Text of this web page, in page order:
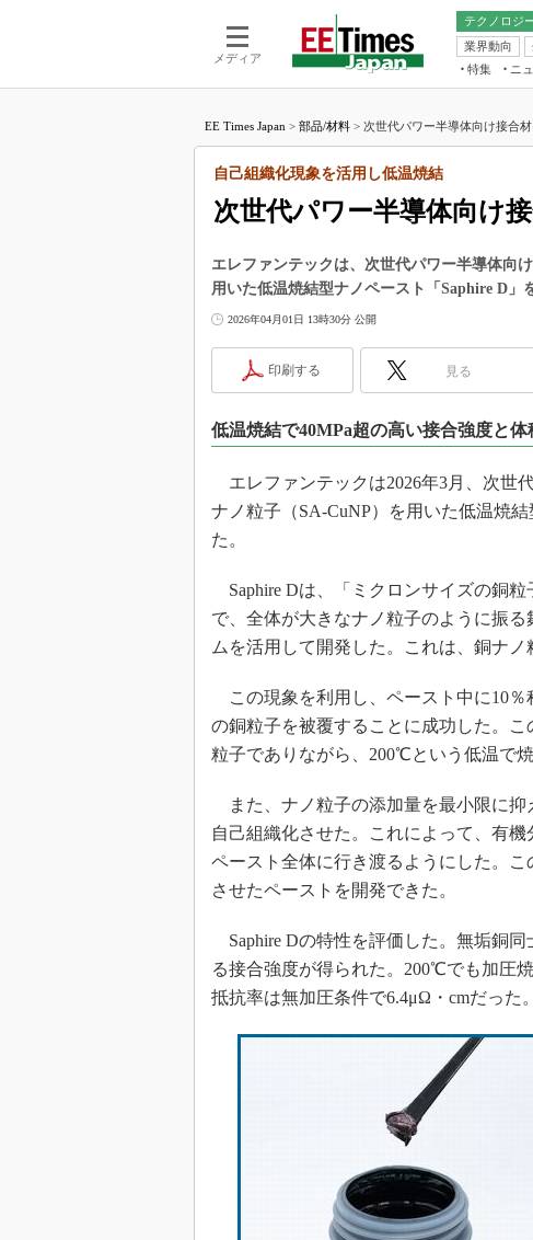
メディア
テクノロジ
電池／エネルギー
アナログ
マイコン
業界動向
特集 ニ
福田昭のデバイ
大山聡の業界ス
大原雄介のエレ
リタイア直前エ
学漂流記
踊るバズワード
Buzzword
で起こること
イノベーション
JASA発IoT通信
IHSアナリスト
「英語に愛され
ための新行動論
電子ブ
EE Times Japan > 部品/材料 > 次世代パワー半導体向け接合材
次世代パワー半導体向け
自己組織化現象を活用し低温焼結
エレファンテックは、次世代パワー半導体向
用いた低温焼結型ナノペースト「Saphire D」
2026年04月01日 13時30分 公開
印刷する 見る
低温焼結で40MPa超の高い接合強度と
エレファンテックは2026年3月、次世
ナノ粒子（SA-CuNP）を用いた低温焼
た。
Saphire Dは、「ミクロンサイズの銅
で、全体が大きなナノ粒子のように振
ムを活用して開発した。これは、銅ナ
この現象を利用し、ペースト中に10
の銅粒子を被覆することに成功した。
粒子でありながら、200℃という低温で
また、ナノ粒子の添加量を最小限に抑
自己組織化させた。これによって、有
ペースト全体に行き渡るようにした。
させたペーストを開発できた。
Saphire Dの特性を評価した。無垢銅
る接合強度が得られた。200℃でも加圧
抵抗率は無加圧条件で6.4μΩ・cmだった。